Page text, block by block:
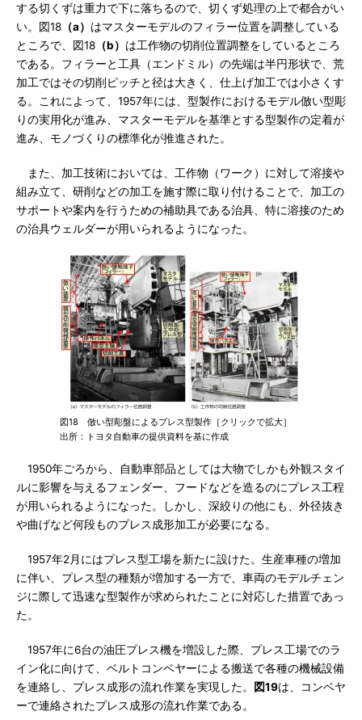
する切くずは重力で下に落ちるので、切くず処理の上で都合がい
い。図18 （a） はマスターモデルのフィラー位置を調整している
ところで、図18 （b） は工作物の切削位置調整をしているところ
である。フィラーと工具（エンドミル）の先端は半円形状で、荒
加工ではその切削ピッチと径は大きく、仕上げ加工では小さくす
る。これによって、1957年には、型製作におけるモデル倣い型彫
りの実用化が進み、マスターモデルを基準とする型製作の定着が
進み、モノづくりの標準化が推進された。
また、加工技術においては、工作物（ワーク）に対して溶接や
組み立て、研削などの加工を施す際に取り付けることで、加工の
サポートや案内を行うための補助具である治具、特に溶接のため
の治具ウェルダーが用いられるようになった。
図18 倣い型彫盤によるプレス型製作［クリックで拡大］
出所：トヨタ自動車の提供資料を基に作成
1950年ごろから、自動車部品としては大物でしかも外観スタイ
ルに影響を与えるフェンダー、フードなどを造るのにプレス工程
が用いられるようになった。しかし、深絞りの他にも、外径抜き
や曲げなど何段ものプレス成形加工が必要になる。
1957年2月にはプレス型工場を新たに設けた。生産車種の増加
に伴い、プレス型の種類が増加する一方で、車両のモデルチェン
ジに際して迅速な型製作が求められたことに対応した措置であっ
た。
1957年に6台の油圧プレス機を増設した際、プレス工場でのラ
イン化に向けて、ベルトコンベヤーによる搬送で各種の機械設備
を連絡し、プレス成形の流れ作業を実現した。
図19は、コンベヤ
ーで連絡されたプレス成形の流れ作業である。